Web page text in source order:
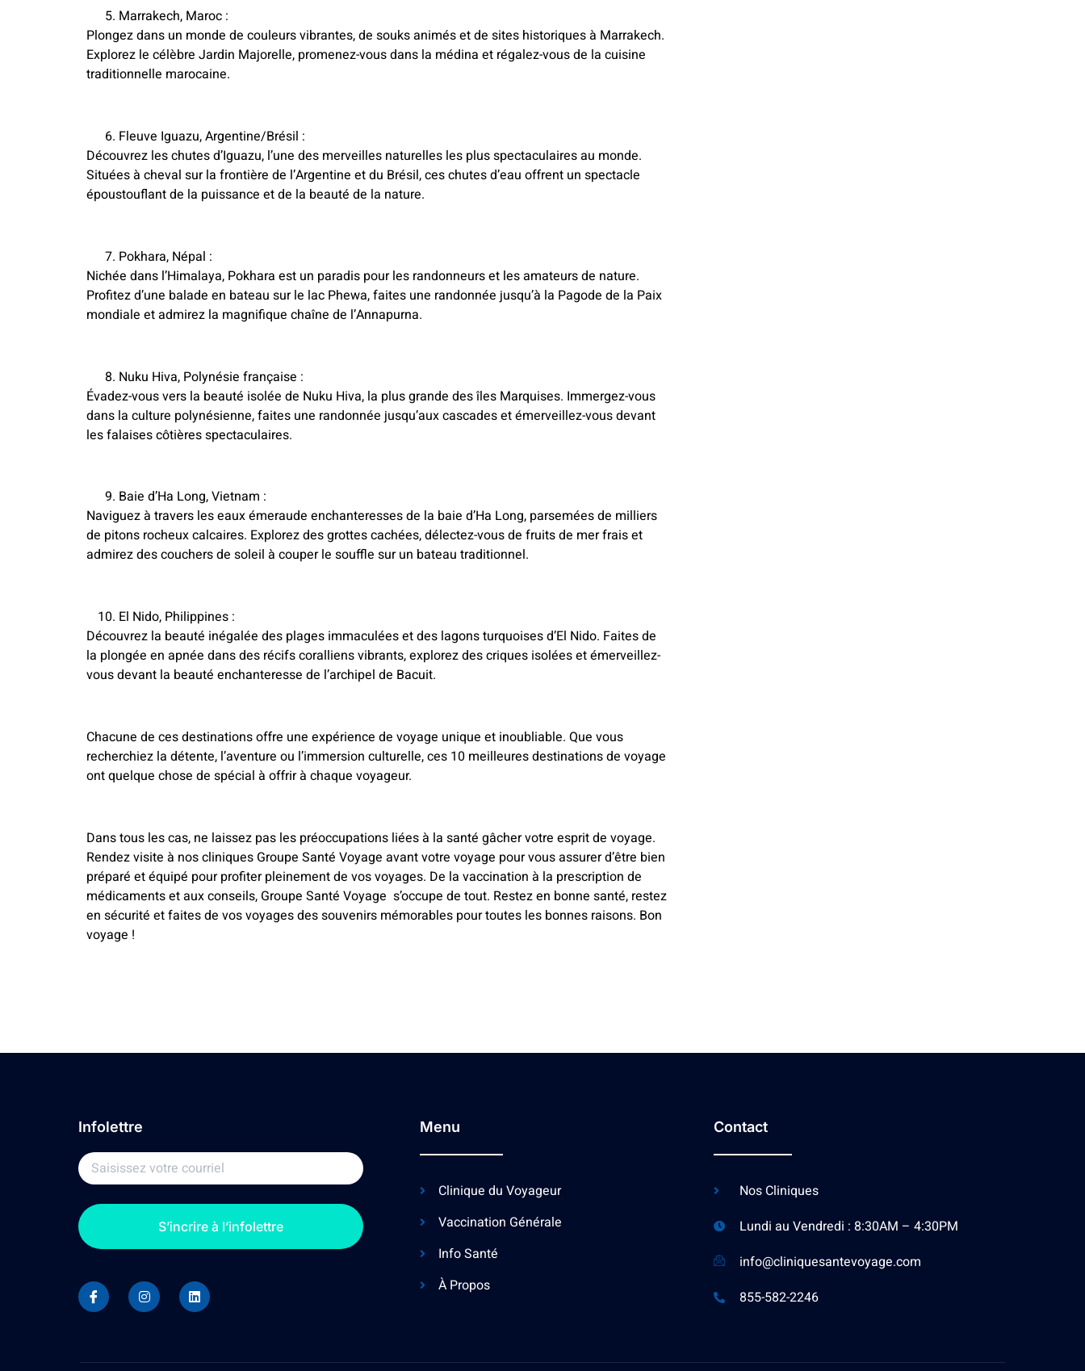
Marrakech, Maroc :
Plongez dans un monde de couleurs vibrantes, de souks animés et de sites historiques à Marrakech.
Explorez le célèbre Jardin Majorelle, promenez-vous dans la médina et régalez-vous de la cuisine
traditionnelle marocaine.
Fleuve Iguazu, Argentine/Brésil :
Découvrez les chutes d’Iguazu, l’une des merveilles naturelles les plus spectaculaires au monde.
Situées à cheval sur la frontière de l’Argentine et du Brésil, ces chutes d’eau offrent un spectacle
époustouflant de la puissance et de la beauté de la nature.
Pokhara, Népal :
Nichée dans l’Himalaya, Pokhara est un paradis pour les randonneurs et les amateurs de nature.
Profitez d’une balade en bateau sur le lac Phewa, faites une randonnée jusqu’à la Pagode de la Paix
mondiale et admirez la magnifique chaîne de l’Annapurna.
Nuku Hiva, Polynésie française :
Évadez-vous vers la beauté isolée de Nuku Hiva, la plus grande des îles Marquises. Immergez-vous
dans la culture polynésienne, faites une randonnée jusqu’aux cascades et émerveillez-vous devant
les falaises côtières spectaculaires.
Baie d’Ha Long, Vietnam :
Naviguez à travers les eaux émeraude enchanteresses de la baie d’Ha Long, parsemées de milliers
de pitons rocheux calcaires. Explorez des grottes cachées, délectez-vous de fruits de mer frais et
admirez des couchers de soleil à couper le souffle sur un bateau traditionnel.
El Nido, Philippines :
Découvrez la beauté inégalée des plages immaculées et des lagons turquoises d’El Nido. Faites de
la plongée en apnée dans des récifs coralliens vibrants, explorez des criques isolées et émerveillez-
vous devant la beauté enchanteresse de l’archipel de Bacuit.
Chacune de ces destinations offre une expérience de voyage unique et inoubliable. Que vous
recherchiez la détente, l’aventure ou l’immersion culturelle, ces 10 meilleures destinations de voyage
ont quelque chose de spécial à offrir à chaque voyageur.
Dans tous les cas, ne laissez pas les préoccupations liées à la santé gâcher votre esprit de voyage.
Rendez visite à nos cliniques Groupe Santé Voyage avant votre voyage pour vous assurer d’être bien
préparé et équipé pour profiter pleinement de vos voyages. De la vaccination à la prescription de
médicaments et aux conseils, Groupe Santé Voyage s’occupe de tout. Restez en bonne santé, restez
en sécurité et faites de vos voyages des souvenirs mémorables pour toutes les bonnes raisons. Bon
voyage !
Infolettre
S’incrire à l’infolettre
Menu
Clinique du Voyageur
Vaccination Générale
Info Santé
À Propos
Contact
Nos Cliniques
Lundi au Vendredi : 8:30AM – 4:30PM
info@cliniquesantevoyage.com
855-582-2246